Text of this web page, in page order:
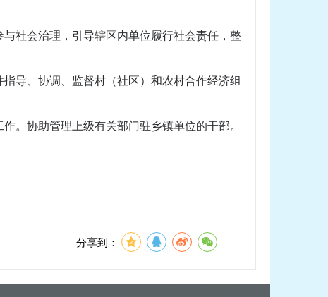
社会治理，引导辖区内单位履行社会责任，整
导、协调、监督村（社区）和农村合作经济组
。协助管理上级有关部门驻乡镇单位的干部。
分享到：